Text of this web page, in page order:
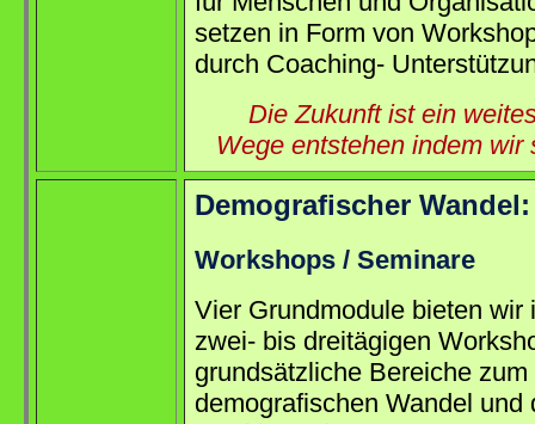
setzen in Form von
durch Coaching-
Die Zukunft ist ein
Wege entstehen indem wir
Demografischer
Workshops / Seminare
Vier Grundmodule bieten wir
zwei- bis dreitägigen
grundsätzliche Bereiche zum
demografischen Wandel und